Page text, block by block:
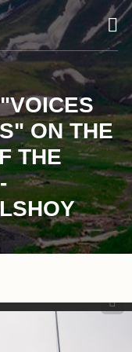
ON THE
THE